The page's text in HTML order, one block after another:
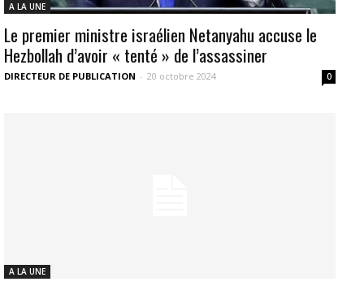
A LA UNE
Le premier ministre israélien Netanyahu accuse le
Hezbollah d’avoir « tenté » de l’assassiner
DIRECTEUR DE PUBLICATION - 20 octobre 2024 0
A LA UNE